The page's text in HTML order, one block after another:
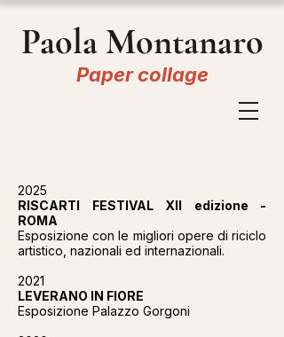
Paola Montanaro
Paper collage
2025
RISCARTI FESTIVAL XII edizione -
ROMA
Esposizione con le migliori opere di riciclo
artistico, nazionali ed internazionali.
2021
LEVERANO IN FIORE
Esposizione Palazzo Gorgoni